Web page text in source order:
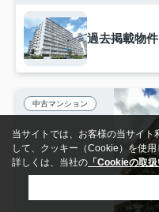
過去掲載物件
中古マンション
当サイトでは、お客様の当サイト
して、クッキー（Cookie）を使
詳しくは、当社の 「Cookieの取